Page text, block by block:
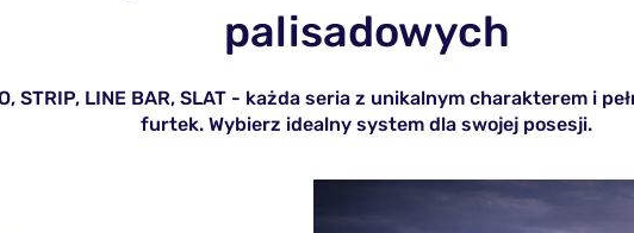
palisadowych
STRIP, LINE BAR, SLAT - każda seria z unikalnym charakterem i
furtek. Wybierz idealny system dla swojej posesji.